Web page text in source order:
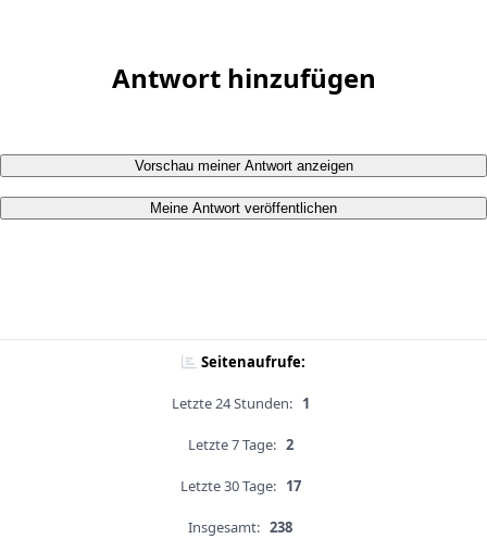
Antwort hinzufügen
Vorschau meiner Antwort anzeigen
Meine Antwort veröffentlichen
Seitenaufrufe:
Letzte 24 Stunden: 1
Letzte 7 Tage: 2
Letzte 30 Tage: 17
Insgesamt: 238